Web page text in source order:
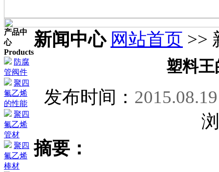
产品中
心
Products
防腐
管阀件
聚四
氟乙烯
的性能
聚四
氟乙烯
管材
聚四
氟乙烯
棒材
新闻中心 网站首页 >>
塑料王
发布时间： 2015.08.19
摘要：